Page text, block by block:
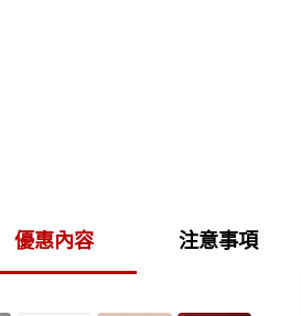
優惠內容 注意事項